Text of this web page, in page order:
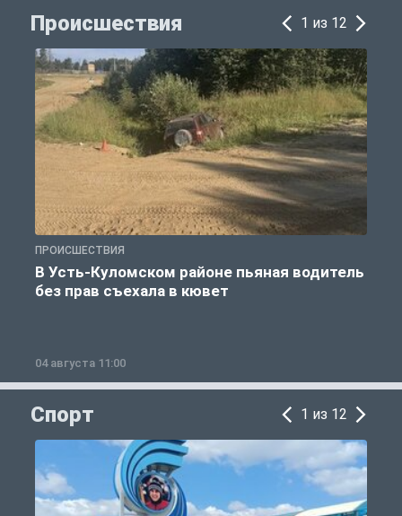
Происшествия 1 из 12
ПРОИСШЕСТВИЯ
В Усть-Куломском районе пьяная водитель
без прав съехала в кювет
04 августа 11:00
Спорт 1 из 12